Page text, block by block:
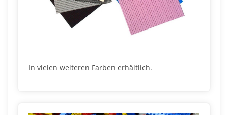
In vielen weiteren Farben erhältlich.